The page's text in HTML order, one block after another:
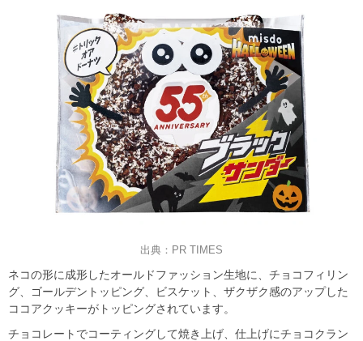
出典：PR TIMES
ネコの形に成形したオールドファッション生地に、チョコフィリン
グ、ゴールデントッピング、ビスケット、ザクザク感のアップした
ココアクッキーがトッピングされています。
チョコレートでコーティングして焼き上げ、仕上げにチョコクラン